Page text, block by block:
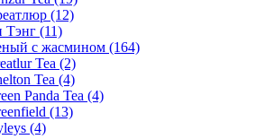
(12)
Тэнг (11)
с жасмином (164)
Tea (2)
Tea (4)
Panda Tea (4)
(13)
(4)